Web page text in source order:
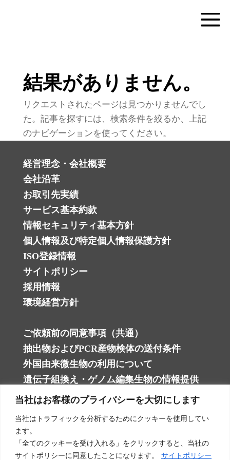
当社はお客様のプライバシーを大切にします
当社はトラフィックを分析するためにクッキーを使用してい
ます。
「全てのクッキーを受け入れる」をクリックすると、当社の
サイトポリシーに同意したことになります。
サイトポリシー
a
結果がありません。
リクエストされたページは見つかりませんでし
た。記事を探すには、検索条件を絞るか、上記
のナビゲーションを使ってください。
経営理念・会社概要
会社沿革
お取引先実績
サービス基本約款
情報セキュリティ基本方針
個人情報及び特定個人情報保護方針 ‎
ISO登録情報
サイトポリシー
採用情報
環境経営方針
ご依頼前の同意事項（共通）
抽出物およびPCR産物検体の送付条件
外国由来微生物の利用について
遺伝子組換え・ゲノム編集生物の情報提供
細菌に関する試験
カビに関する試験
酵母に関する試験